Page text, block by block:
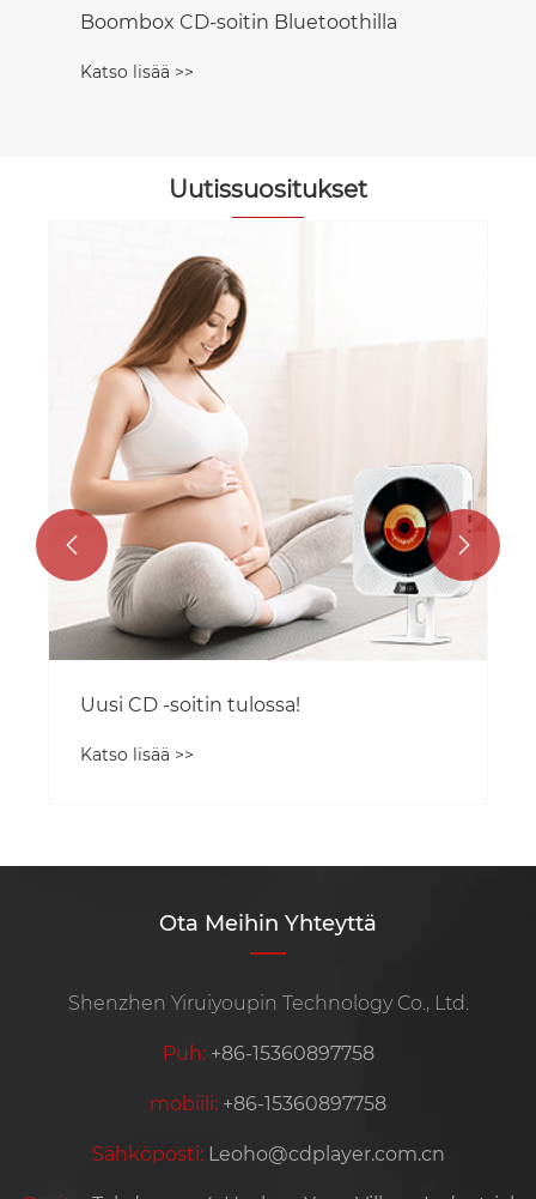
Uutissuositukset
Kuinka söpö Kpop-CD-soitin voi
parantaa musiikkikokemustasi?
Katso lisää >>
 
Ota Meihin Yhteyttä
Shenzhen Yiruiyoupin Technology Co., Ltd.
Puh: +86-15360897758
mobiili: +86-15360897758
Sähköposti: Leoho@cdplayer.com.cn